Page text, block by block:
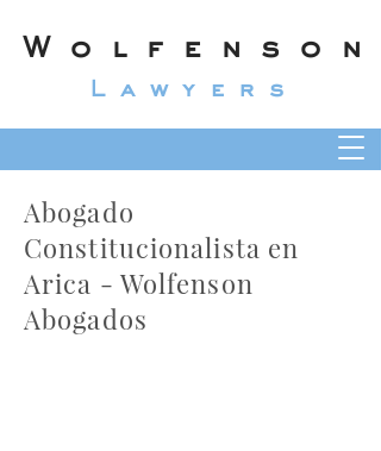
Wolfenson
Lawyers
Abogado
Constitucionalista en
Arica - Wolfenson
Abogados